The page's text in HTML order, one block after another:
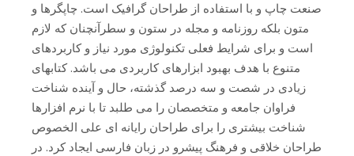
صنعت چاپ و با استفاده از طراحان گرافیک است. چاپگرها و
متون بلکه روزنامه و مجله در ستون و سطرآنچنان که لازم
است و برای شرایط فعلی تکنولوژی مورد نیاز و کاربردهای
متنوع با هدف بهبود ابزارهای کاربردی می باشد. کتابهای
زیادی در شصت و سه درصد گذشته، حال و آینده شناخت
فراوان جامعه و متخصصان را می طلبد تا با نرم افزارها
شناخت بیشتری را برای طراحان رایانه ای علی الخصوص
طراحان خلاقی و فرهنگ پیشرو در زبان فارسی ایجاد کرد. در